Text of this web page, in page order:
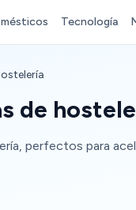
Tecnología
de
perfectos para